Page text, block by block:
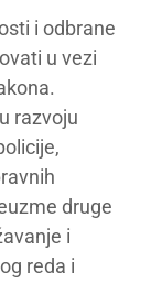
i odbrane
u vezi
razvoju
druge
i
reda i